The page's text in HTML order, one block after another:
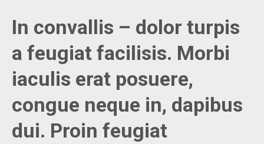
In convallis – dolor turpis
a feugiat facilisis. Morbi
iaculis erat posuere,
congue neque in, dapibus
dui. Proin feugiat